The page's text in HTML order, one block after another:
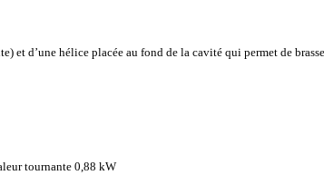
et d’une hélice placée au fond de la cavité qui permet de
tournante 0,88 kW